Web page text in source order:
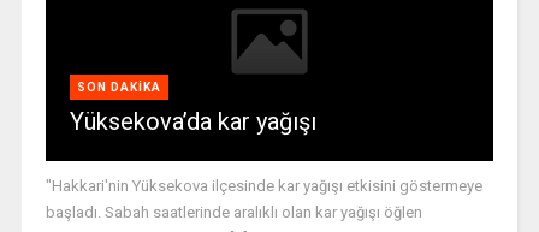
SON DAKIKA
Yüksekova’da kar yağışı
"Hakkari'nin Yüksekova ilçesinde kar yağışı etkisini göstermeye
başladı. Sabah saatlerinde aralıklı olan kar yağışı öğlen